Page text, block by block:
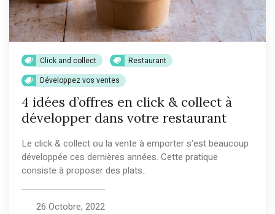
Click and collect
Restaurant
Développez vos ventes
4 idées d’offres en click & collect à
développer dans votre restaurant
Le click & collect ou la vente à emporter s'est beaucoup
développée ces dernières années. Cette pratique
consiste à proposer des plats..
26 Octobre, 2022